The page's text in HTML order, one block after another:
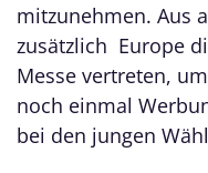
mitzunehmen. Aus
zusätzlich Europe
Messe vertreten,
noch einmal
bei den jungen